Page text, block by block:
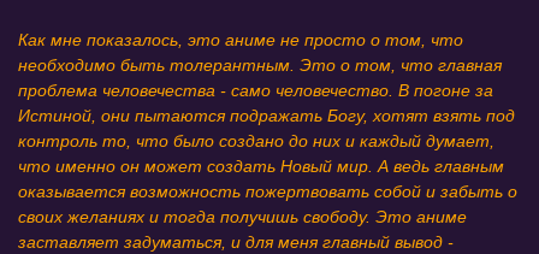
Как мне показалось, это аниме не просто о том, что
необходимо быть толерантным. Это о том, что главная
проблема человечества - само человечество. В погоне за
Истиной, они пытаются подражать Богу, хотят взять под
контроль то, что было создано до них и каждый думает,
что именно он может создать Новый мир. А ведь главным
оказывается возможность пожертвовать собой и забыть о
своих желаниях и тогда получишь свободу. Это аниме
заставляет задуматься, и для меня главный вывод -